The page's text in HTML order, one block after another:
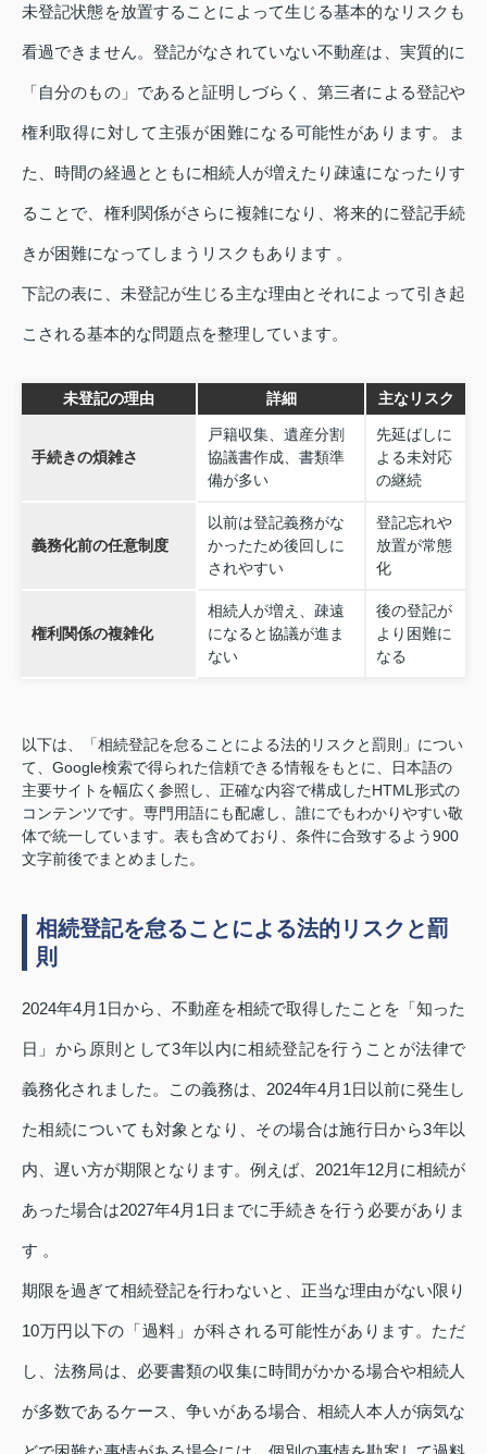
未登記状態を放置することによって生じる基本的なリスクも
看過できません。登記がなされていない不動産は、実質的に
「自分のもの」であると証明しづらく、第三者による登記や
権利取得に対して主張が困難になる可能性があります。ま
た、時間の経過とともに相続人が増えたり疎遠になったりす
ることで、権利関係がさらに複雑になり、将来的に登記手続
きが困難になってしまうリスクもあります 。
下記の表に、未登記が生じる主な理由とそれによって引き起
こされる基本的な問題点を整理しています。
未登記の理由 詳細 主なリスク
手続きの煩雑さ
戸籍収集、遺産分割
協議書作成、書類準
備が多い
先延ばしに
よる未対応
の継続
義務化前の任意制度
以前は登記義務がな
かったため後回しに
されやすい
登記忘れや
放置が常態
化
権利関係の複雑化
相続人が増え、疎遠
になると協議が進ま
ない
後の登記が
より困難に
なる
以下は、「相続登記を怠ることによる法的リスクと罰則」につい
て、Google検索で得られた信頼できる情報をもとに、日本語の
主要サイトを幅広く参照し、正確な内容で構成したHTML形式の
コンテンツです。専門用語にも配慮し、誰にでもわかりやすい敬
体で統一しています。表も含めており、条件に合致するよう900
文字前後でまとめました。
相続登記を怠ることによる法的リスクと罰
則
2024年4月1日から、不動産を相続で取得したことを「知った
日」から原則として3年以内に相続登記を行うことが法律で
義務化されました。この義務は、2024年4月1日以前に発生し
た相続についても対象となり、その場合は施行日から3年以
内、遅い方が期限となります。例えば、2021年12月に相続が
あった場合は2027年4月1日までに手続きを行う必要がありま
す 。
期限を過ぎて相続登記を行わないと、正当な理由がない限り
10万円以下の「過料」が科される可能性があります。ただ
し、法務局は、必要書類の収集に時間がかかる場合や相続人
が多数であるケース、争いがある場合、相続人本人が病気な